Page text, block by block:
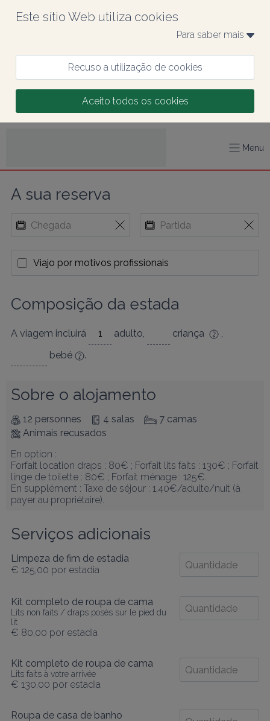
Este sítio Web utiliza cookies
Para saber mais
Recuso a utilização de cookies
Aceito todos os cookies
Menu
A sua reserva
Viajo por motivos profissionais
Composição da estada
A viagem incluirá adulto, criança
,
bebé
.
Sobre o alojamento
12 personnes 4 salas
7 camas
Animais recusados
En option :
Forfait location draps : 80€ ; Forfait lits faits : 130€ ; Forfait
linge de toilette : 80€ ; Forfait ménage : 125€.
En supplément : Taxe de séjour : 1,40€/adulte/nuit (à
payer au propriétaire).
Serviços adicionais
Limpeza de fim de estadia
€ 125,00 por estadia
Kit completo de roupa de cama
Lits non faits / draps posés sur le pied du
lit
€ 80,00 por estadia
Kit completo de roupa de cama
Lits faits à votre arrivée
€ 130,00 por estadia
Roupa de casa de banho